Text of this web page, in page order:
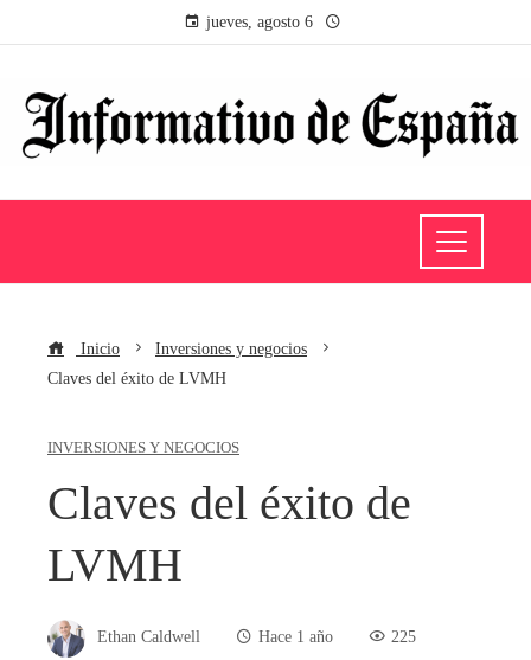
jueves, agosto 6
Inicio
Inversiones y negocios
Claves del éxito de LVMH
INVERSIONES Y NEGOCIOS
Claves del éxito de
LVMH
Ethan Caldwell Hace 1 año 225